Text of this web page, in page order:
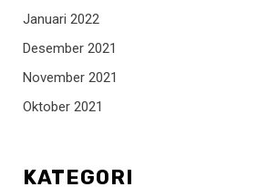
Januari 2022
Desember 2021
November 2021
Oktober 2021
KATEGORI